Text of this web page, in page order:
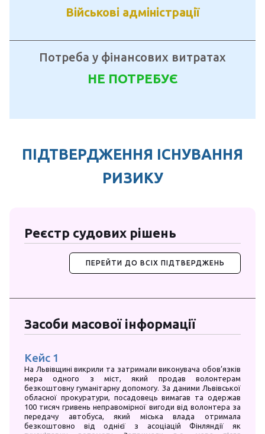
Військові адміністрації
Потреба у фінансових витратах
НЕ ПОТРЕБУЄ
ПІДТВЕРДЖЕННЯ ІСНУВАННЯ
РИЗИКУ
Реєстр судових рішень
ПЕРЕЙТИ ДО ВСІХ ПІДТВЕРДЖЕНЬ
Засоби масової інформації
Кейс 1
На Львівщині викрили та затримали виконувача обов’язків
мера одного з міст, який продав волонтерам
безкоштовну гуманітарну допомогу. За даними Львівської
обласної прокуратури, посадовець вимагав та одержав
100 тисяч гривень неправомірної вигоди від волонтера за
передачу автобуса, який міська влада отримала
безкоштовно від однієї з асоціацій Фінляндії як